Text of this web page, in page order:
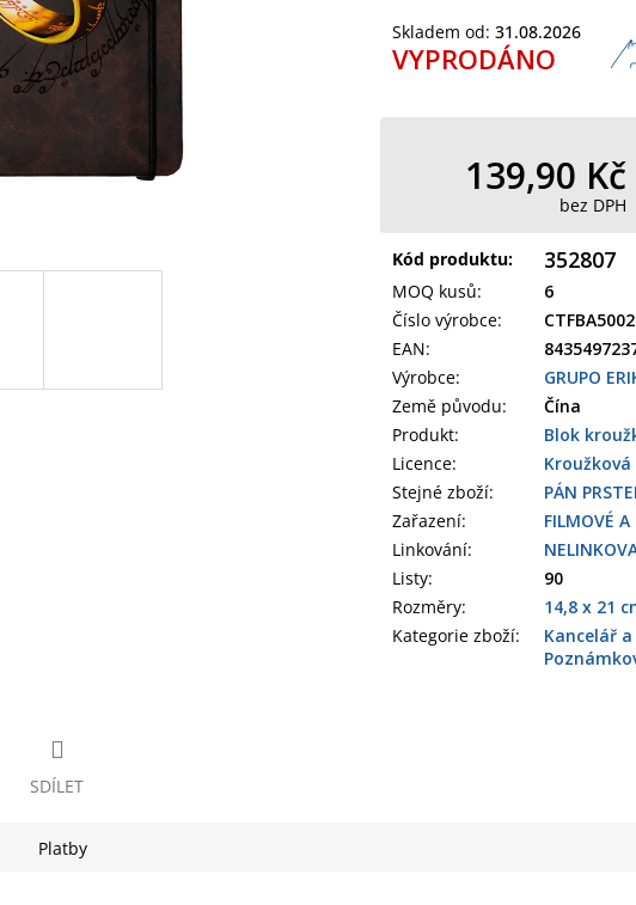
Skladem od: 31.08.2026
VYPRODÁNO
139,90 Kč
bez DPH
Kód produktu: 352807
MOQ kusů:
6
Číslo výrobce:
EAN:
Výrobce:
GRUPO
Země původu:
Čína
Produkt:
Blok
Licence:
Stejné zboží:
PÁN
Zařazení:
FILMOVÉ
Linkování:
Listy:
90
Rozměry:
14,8 x 21
Kategorie zboží:
Kancelář
SDÍLET
Platby